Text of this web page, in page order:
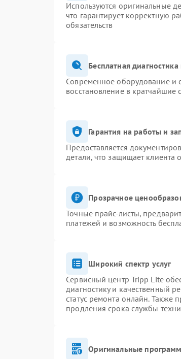
Используются оригинальные
что гарантирует корректную
обязательств
Бесплатная
Современное оборудование и
восстановление в кратчайшие
Гарантия на работы и
Предоставляется
детали, что защищает клиента
Прозрачное
Точные прайс-листы,
платежей и возможность
Широкий спектр услуг
Сервисный центр Tripp Lite
диагностику и качественный
статус ремонта онлайн. Также
продления срока службы
Оригинальные